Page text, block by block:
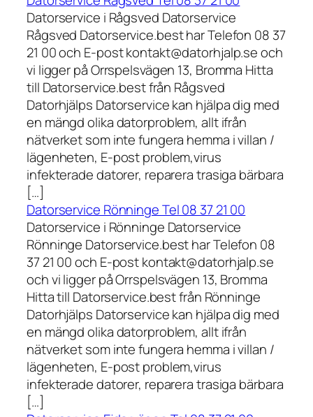
Datorservice i Rågsved Datorservice
Rågsved Datorservice.best har Telefon 08 37
21 00 och E-post kontakt@datorhjalp.se och
vi ligger på Orrspelsvägen 13, Bromma Hitta
till Datorservice.best från Rågsved
Datorhjälps Datorservice kan hjälpa dig med
en mängd olika datorproblem, allt ifrån
nätverket som inte fungera hemma i villan /
lägenheten, E-post problem,virus
infekterade datorer, reparera trasiga bärbara
[…]
Datorservice Rönninge Tel 08 37 21 00
Datorservice i Rönninge Datorservice
Rönninge Datorservice.best har Telefon 08
37 21 00 och E-post kontakt@datorhjalp.se
och vi ligger på Orrspelsvägen 13, Bromma
Hitta till Datorservice.best från Rönninge
Datorhjälps Datorservice kan hjälpa dig med
en mängd olika datorproblem, allt ifrån
nätverket som inte fungera hemma i villan /
lägenheten, E-post problem,virus
infekterade datorer, reparera trasiga bärbara
[…]